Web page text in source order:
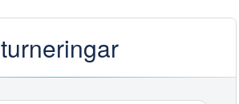
turneringar